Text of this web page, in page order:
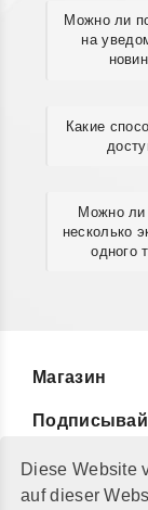
Diese Website
auf dieser
Можно ли
на
Какие
Можно ли
несколько
одного
Магазин